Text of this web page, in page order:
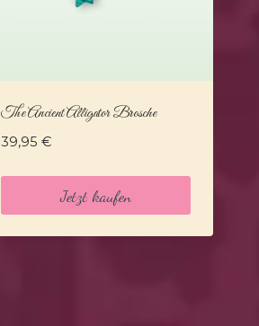
The Ancient Alligator Brosche
39,95€
Jetzt kaufen